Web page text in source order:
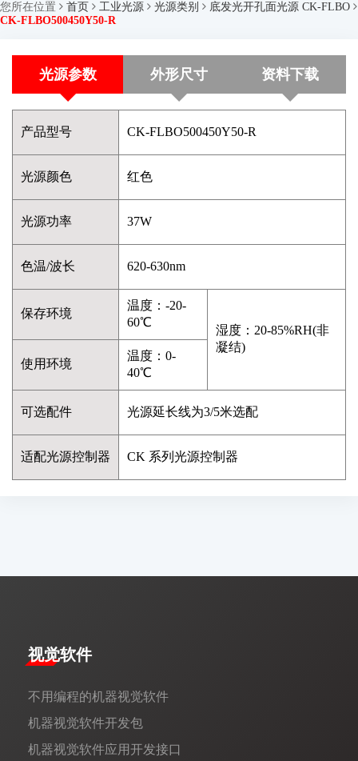
您所在位置 首页 工业光源 光源类别
底发光开孔面光源 CK-FLBO
CK-FLBO500450Y50-R
光源参数 外形尺寸 资料下载
产品型号 CK-FLBO500450Y50-R
光源颜色 红色
光源功率 37W
色温/波长 620-630nm
保存环境
温度：-20-
60℃
湿度：20-85%RH(非
凝结)
使用环境
温度：0-
40℃
可选配件 光源延长线为3/5米选配
适配光源控制器 CK 系列光源控制器
视觉软件
不用编程的机器视觉软件
机器视觉软件开发包
机器视觉软件应用开发接口